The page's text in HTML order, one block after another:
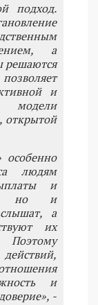
подход.
а
решаются
и
модели
открытой
особенно
людям
и
но и
а
их
и
-